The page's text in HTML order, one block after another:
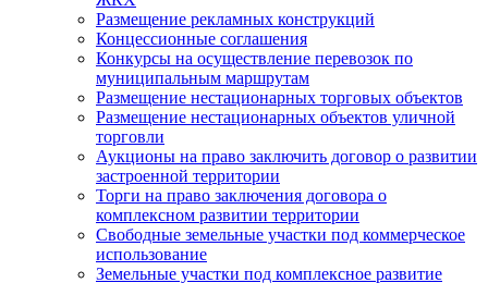
Размещение рекламных конструкций
Концессионные соглашения
Конкурсы на осуществление перевозок по
муниципальным маршрутам
Размещение нестационарных торговых объектов
Размещение нестационарных объектов уличной
торговли
Аукционы на право заключить договор о развитии
застроенной территории
Торги на право заключения договора о
комплексном развитии территории
Свободные земельные участки под коммерческое
использование
Земельные участки под комплексное развитие